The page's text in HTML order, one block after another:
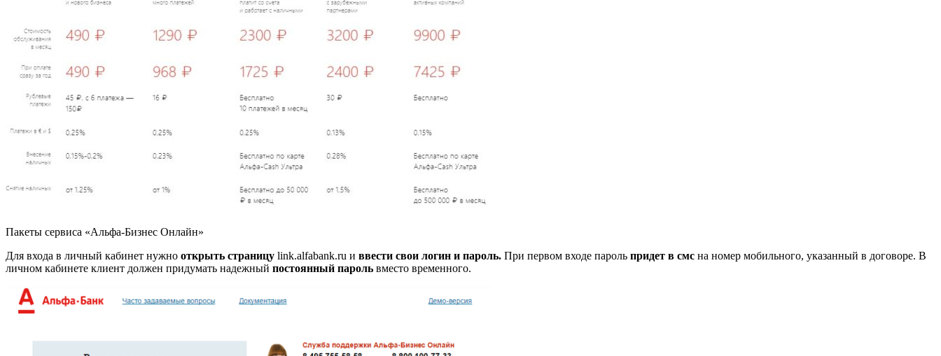
Пакеты сервиса «Альфа-Бизнес Онлайн»
Для входа в личный кабинет нужно открыть страницу link.alfabank.ru и ввести свои логин и пароль. При первом входе пароль придет в смс на номер мобильного, указанный в договоре. В
личном кабинете клиент должен придумать надежный постоянный пароль вместо временного.